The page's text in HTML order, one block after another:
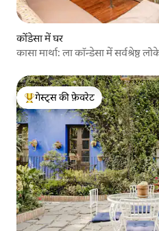
कोंडेसा में घर
कासा मार्था: ला कॉन्डेसा में
गेस्ट्स का टॉप फ़ेवरेट
गेस्ट्स की फ़ेवरेट